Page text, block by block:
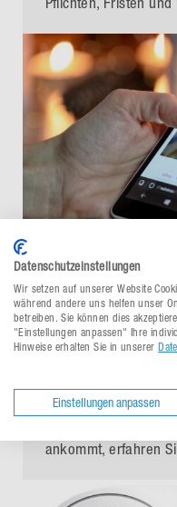
Erfolg im E-
Shop eröffnen
Leave a comment
ankommt, erfahren
Datenschutzeinstellungen
Wir setzen auf unserer Website
während andere uns helfen unser
betreiben. Sie können dies
"Einstellungen anpassen" Ihre
Hinweise erhalten Sie in unserer
Einstellungen anpassen